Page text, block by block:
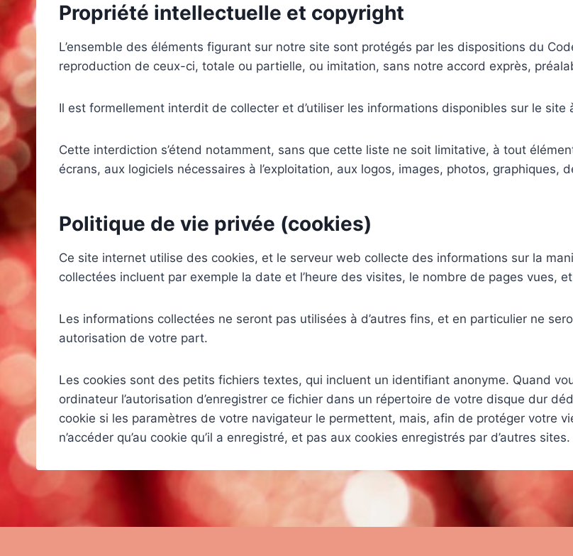
Propriété intellectuelle et copyright
L’ensemble des éléments figurant sur notre site sont protégés par les dispositions du
reproduction de ceux-ci, totale ou partielle, ou imitation, sans notre accord exprès,
Il est formellement interdit de collecter et d’utiliser les informations disponibles sur le site
Cette interdiction s’étend notamment, sans que cette liste ne soit limitative, à tout
écrans, aux logiciels nécessaires à l’exploitation, aux logos, images, photos, graphiques,
Politique de vie privée (cookies)
Ce site internet utilise des cookies, et le serveur web collecte des informations sur la
collectées incluent par exemple la date et l’heure des visites, le nombre de pages vues,
Les informations collectées ne seront pas utilisées à d’autres fins, et en particulier ne
autorisation de votre part.
Les cookies sont des petits fichiers textes, qui incluent un identifiant anonyme. Quand
ordinateur l’autorisation d’enregistrer ce fichier dans un répertoire de votre disque dur
cookie si les paramètres de votre navigateur le permettent, mais, afin de protéger votre
n’accéder qu’au cookie qu’il a enregistré, et pas aux cookies enregistrés par d’autres sites.